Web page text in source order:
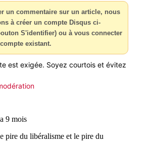
un commentaire sur un article, nous
à créer un compte Disqus ci-
S'identifier) ou à vous connecter
existant.
est exigée. Soyez courtois et évitez